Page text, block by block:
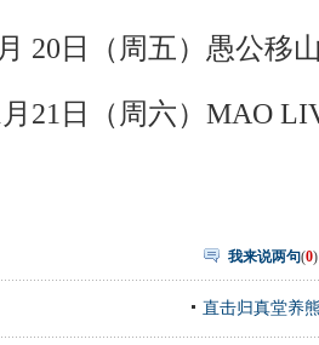
日（周五）愚公移山
日（周六）MAO
我来说两句(0)
直击归真堂养